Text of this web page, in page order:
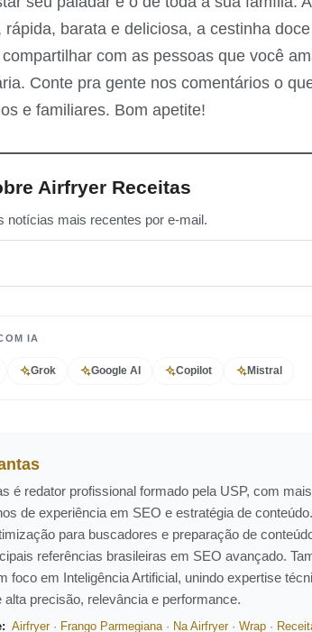
barata e deliciosa, a cestinha
com as pessoas que você
Conte pra gente nos comentários o
e familiares. Bom apetite!
Airfryer Receitas
notícias mais recentes por e-mail.
IA
Grok Google AI Copilot Mistral
é redator profissional formado pela USP, com
de experiência em SEO e estratégia de
para buscadores e preparação de
referências brasileiras em SEO avançado.
foco em Inteligência Artificial, unindo expertise
alta precisão, relevância e performance.
Airfryer· Frango Parmegiana · Na Airfryer· Wrap ·